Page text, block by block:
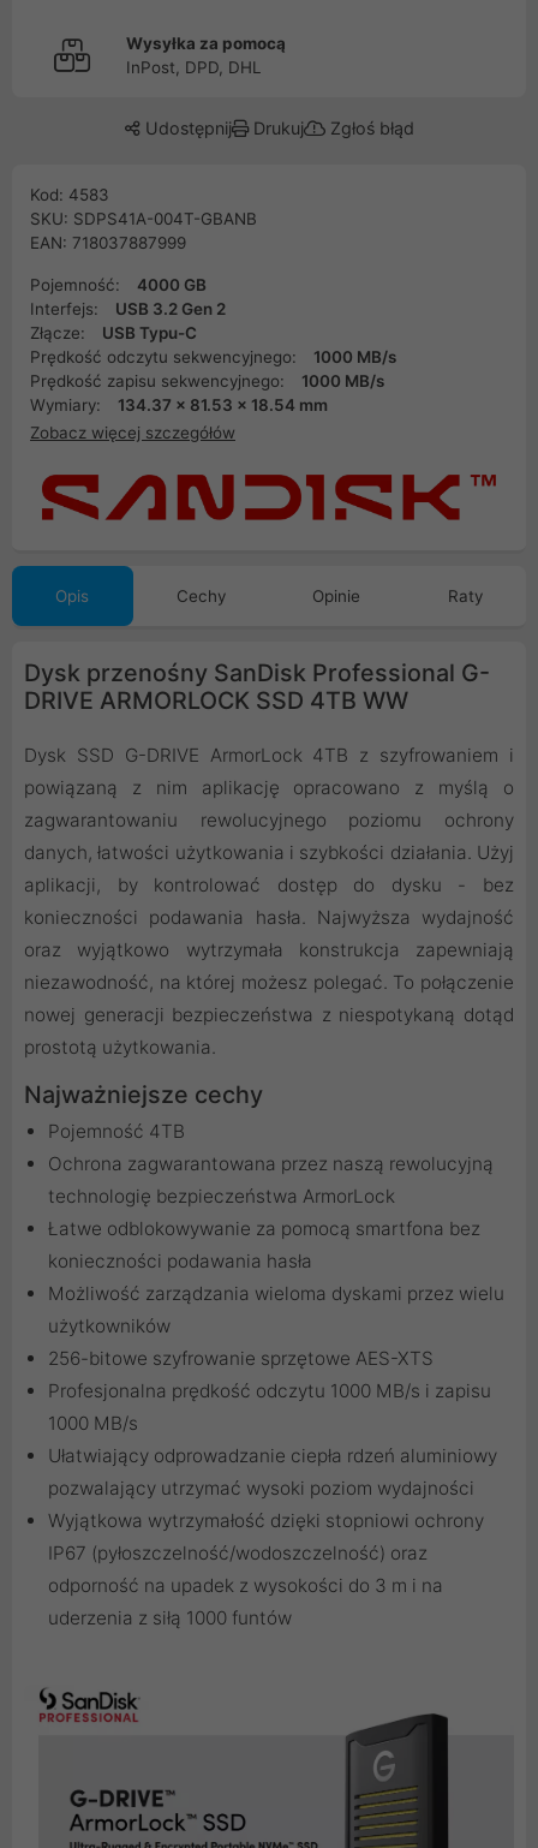
Wysyłka za pomocą
InPost, DPD, DHL
Udostępnij Drukuj Zgłoś błąd
Kod: 4583
SKU: SDPS41A-004T-GBANB
EAN: 718037887999
Pojemność:
4000 GB
Interfejs:
USB 3.2 Gen 2
Złącze:
USB Typu-C
Prędkość odczytu sekwencyjnego:
1000 MB/s
Prędkość zapisu sekwencyjnego:
1000 MB/s
Wymiary:
134.37 x 81.53 x 18.54 mm
Zobacz więcej szczegółów
Opis Cechy Opinie Raty
Dysk przenośny SanDisk Professional G-
DRIVE ARMORLOCK SSD 4TB WW
Dysk SSD G-DRIVE ArmorLock 4TB z szyfrowaniem i
powiązaną z nim aplikację opracowano z myślą o
zagwarantowaniu rewolucyjnego poziomu ochrony
danych, łatwości użytkowania i szybkości działania. Użyj
aplikacji, by kontrolować dostęp do dysku - bez
konieczności podawania hasła. Najwyższa wydajność
oraz wyjątkowo wytrzymała konstrukcja zapewniają
niezawodność, na której możesz polegać. To połączenie
nowej generacji bezpieczeństwa z niespotykaną dotąd
prostotą użytkowania.
Najważniejsze cechy
Pojemność 4TB
Ochrona zagwarantowana przez naszą rewolucyjną
technologię bezpieczeństwa ArmorLock
Łatwe odblokowywanie za pomocą smartfona bez
konieczności podawania hasła
Możliwość zarządzania wieloma dyskami przez wielu
użytkowników
256-bitowe szyfrowanie sprzętowe AES-XTS
Profesjonalna prędkość odczytu 1000 MB/s i zapisu
1000 MB/s
Ułatwiający odprowadzanie ciepła rdzeń aluminiowy
pozwalający utrzymać wysoki poziom wydajności
Wyjątkowa wytrzymałość dzięki stopniowi ochrony
IP67 (pyłoszczelność/wodoszczelność) oraz
odporność na upadek z wysokości do 3 m i na
uderzenia z siłą 1000 funtów